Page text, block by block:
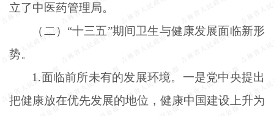
立了中医药管理局。
（二） “十三五”期间卫生与健康发展面临新形
势。
1.面临前所未有的发展环境。一是党中央提出
把健康放在优先发展的地位，健康中国建设上升为